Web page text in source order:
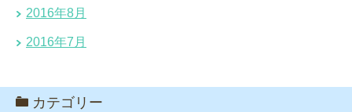
2016年8月
2016年7月
カテゴリー